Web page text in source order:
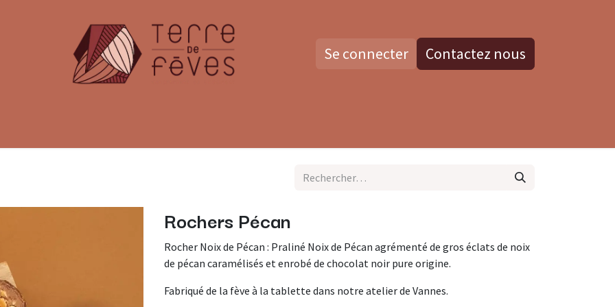
Se connecter Contactez nous
Rochers Pécan
Rocher Noix de Pécan : Praliné Noix de Pécan agrémenté de gros éclats de noix
de pécan caramélisés et enrobé de chocolat noir pure origine.
Fabriqué de la fève à la tablette dans notre atelier de Vannes.